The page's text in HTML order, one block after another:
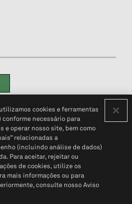
de privacidade do cliente (em inglês)
Pessoais© 2026 S&P Global
cookies e ferramentas
conforme necessário para
e operar nosso site, bem como
relacionadas a
(incluindo análise de dados)
Para aceitar, rejeitar ou
de cookies, utilize os
mais informações ou para
consulte nosso Aviso